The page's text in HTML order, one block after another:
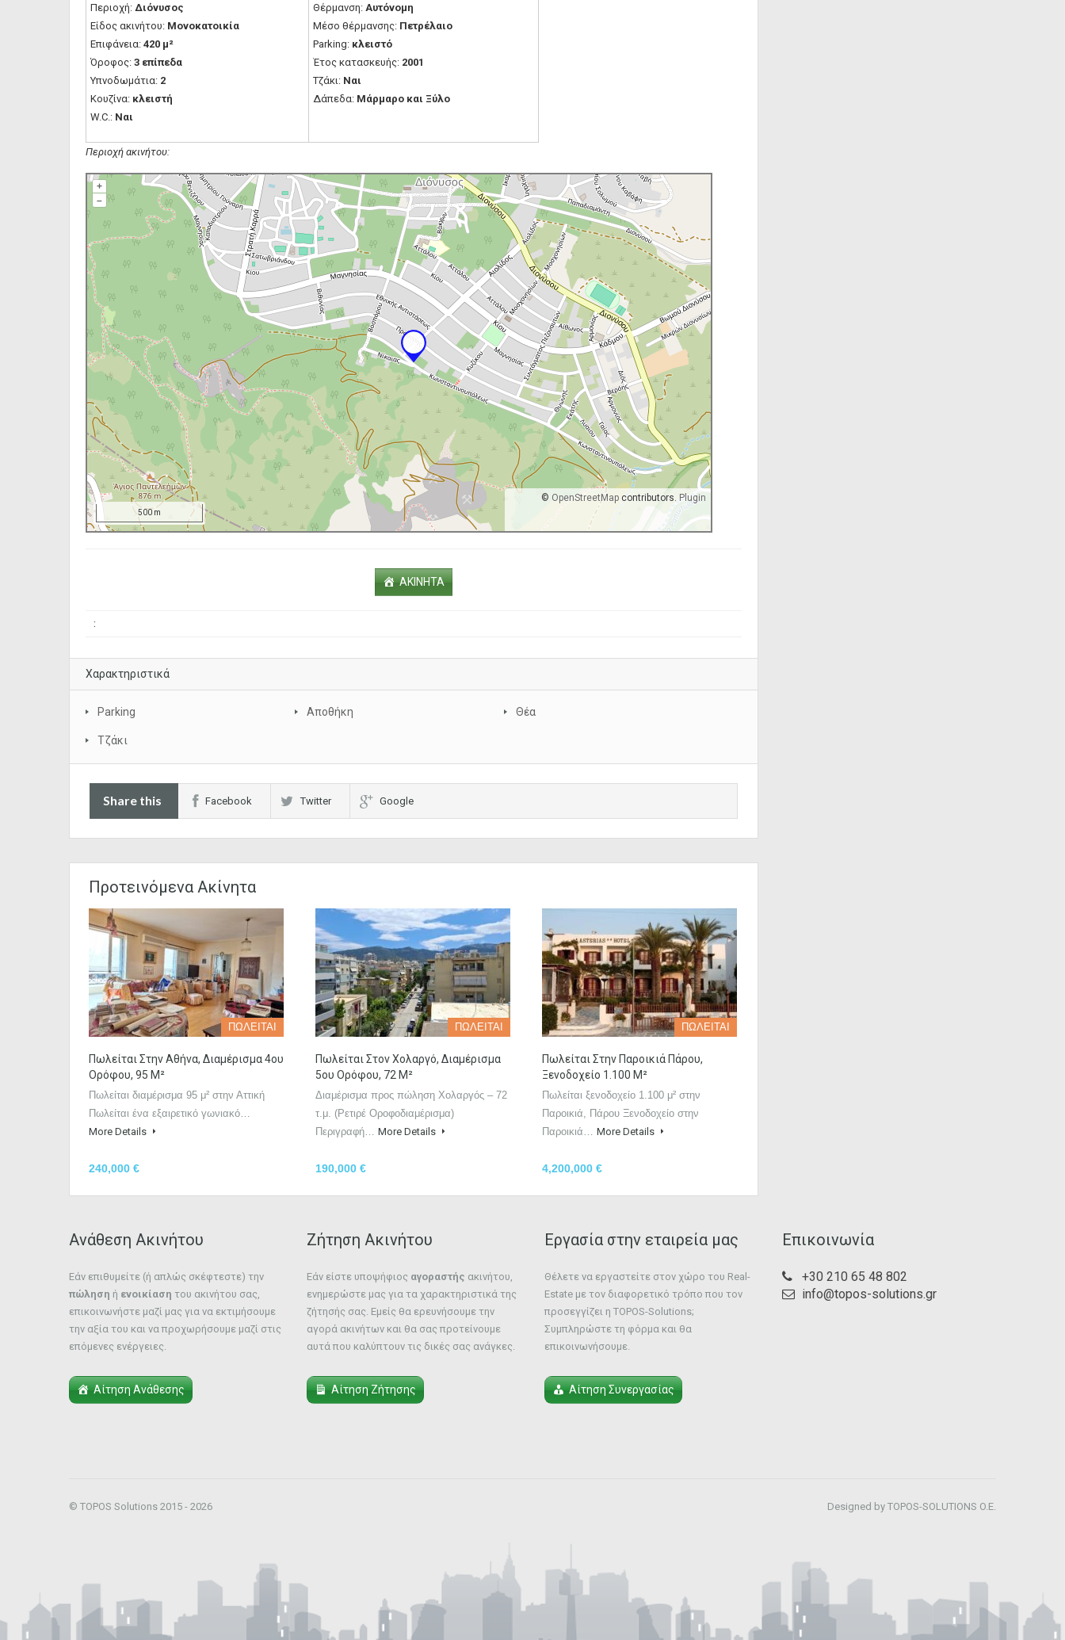
Περιοχή: Διόνυσος
Είδος ακινήτου: Μονοκατοικία
Επιφάνεια: 420 μ²
Όροφος: 3 επίπεδα
Υπνοδωμάτια: 2
Κουζίνα: κλειστή
W.C.: Ναι
Θέρμανση: Αυτόνομη
Μέσο θέρμανσης: Πετρέλαιο
Parking: κλειστό
Έτος κατασκευής: 2001
Τζάκι: Ναι
Δάπεδα: Μάρμαρο και Ξύλο
Περιοχή ακινήτου:
+
–
© OpenStreetMapcontributors. Plugin
500 m
ΑΚΙΝΗΤΑ
:
Χαρακτηριστικά
Parking Αποθήκη Θέα
Τζάκι
Share this Facebook Twitter Google
Προτεινόμενα Ακίνητα
ΠΩΛΕΙΤΑΙ
Πωλείται Στην Αθήνα, Διαμέρισμα 4ου
Ορόφου, 95 Μ²
Πωλείται διαμέρισμα 95 μ² στην Αττική
Πωλείται ένα εξαιρετικό γωνιακό…
More Details
240,000 €
ΠΩΛΕΙΤΑΙ
Πωλείται Στον Χολαργό, Διαμέρισμα
5ου Ορόφου, 72 Μ²
Διαμέρισμα προς πώληση Χολαργός – 72
τ.μ. (Ρετιρέ Οροφοδιαμέρισμα)
Περιγραφή… More Details
190,000 €
ΠΩΛΕΙΤΑΙ
Πωλείται Στην Παροικιά Πάρου,
Ξενοδοχείο 1.100 Μ²
Πωλείται ξενοδοχείο 1.100 μ² στην
Παροικιά, Πάρου Ξενοδοχείο στην
Παροικιά… More Details
4,200,000 €
Ανάθεση Ακινήτου
Εάν επιθυμείτε (ή απλώς σκέφτεστε) την
πώληση ή ενοικίαση του ακινήτου σας,
επικοινωνήστε μαζί μας για να εκτιμήσουμε
την αξία του και να προχωρήσουμε μαζί στις
επόμενες ενέργειες.
Αίτηση Ανάθεσης
Ζήτηση Ακινήτου
Εάν είστε υποψήφιος αγοραστής ακινήτου,
ενημερώστε μας για τα χαρακτηριστικά της
ζήτησής σας. Εμείς θα ερευνήσουμε την
αγορά ακινήτων και θα σας προτείνουμε
αυτά που καλύπτουν τις δικές σας ανάγκες.
Αίτηση Ζήτησης
Εργασία στην εταιρεία μας
Θέλετε να εργαστείτε στον χώρο του Real-
Estate με τον διαφορετικό τρόπο που τον
προσεγγίζει η TOPOS-Solutions;
Συμπληρώστε τη φόρμα και θα
επικοινωνήσουμε.
Αίτηση Συνεργασίας
Επικοινωνία
+30 210 65 48 802
info@topos-solutions.gr
© TOPOS Solutions 2015 - 2026 Designed by TOPOS-SOLUTIONS O.E.